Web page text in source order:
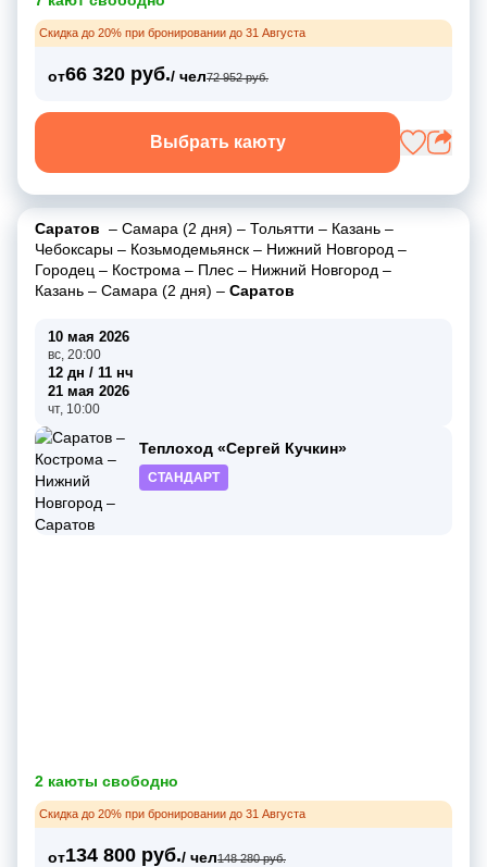
Скидка до 20% при бронировании до 31 Августа
от66 320 руб./ чел72 952 руб.
Выбрать каюту
Саратов – Самара (2 дня) – Тольятти – Казань –
Чебоксары – Козьмодемьянск – Нижний Новгород –
Городец – Кострома – Плес – Нижний Новгород –
Казань – Самара (2 дня) – Саратов
10 мая 2026
вс, 20:00
12 дн / 11 нч
21 мая 2026
чт, 10:00
Теплоход «Сергей Кучкин»
СТАНДАРТ
2 каюты свободно
Скидка до 20% при бронировании до 31 Августа
от134 800 руб./ чел148 280 руб.